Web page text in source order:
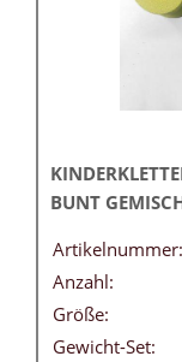
BUNT
Artikelnummer:
Anzahl:
Größe:
Gewicht-Set: